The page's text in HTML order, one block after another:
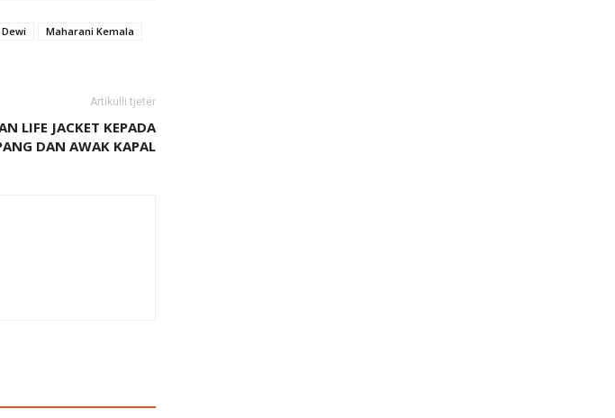
Maharani Kemala
Artikulli tjetër
LIFE JACKET KEPADA
DAN AWAK KAPAL